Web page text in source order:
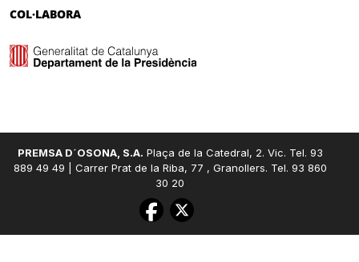
COL·LABORA
PREMSA D´OSONA, S.A. Plaça de la Catedral, 2. Vic. Tel. 93
889 49 49 | Carrer Prat de la Riba, 77 , Granollers. Tel. 93 860
30 20